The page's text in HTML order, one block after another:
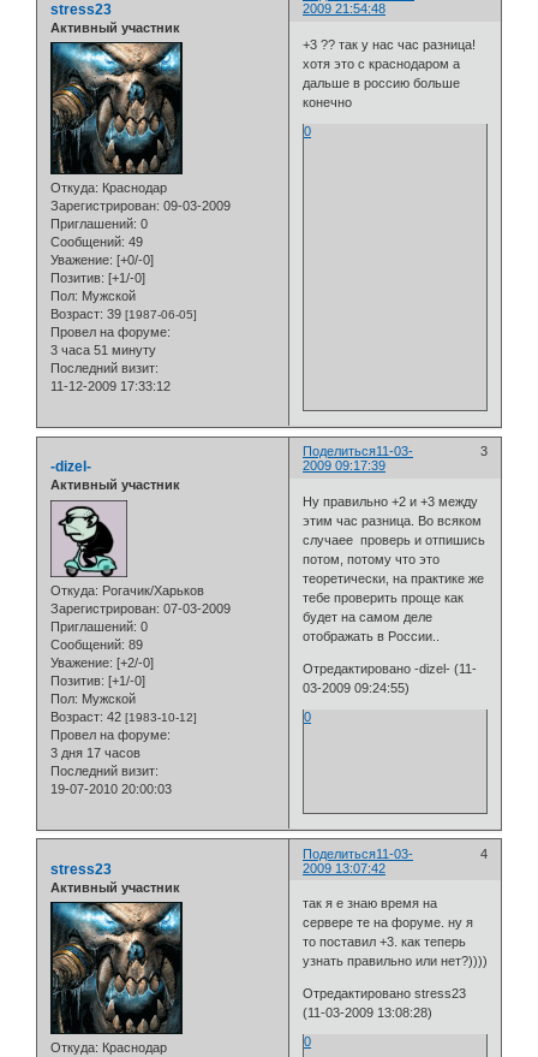
2009 21:54:48
stress23
Активный участник
Откуда: Краснодар
Зарегистрирован: 09-03-2009
Приглашений: 0
Сообщений: 49
Уважение: [+0/-0]
Позитив: [+1/-0]
Пол: Мужской
Возраст: 39 [1987-06-05]
Провел на форуме:
3 часа 51 минуту
Последний визит:
11-12-2009 17:33:12
+3 ?? так у нас час разница!
хотя это с краснодаром а
дальше в россию больше
конечно
0
Поделиться 3
11-03-
2009 09:17:39
-dizel-
Активный участник
Откуда: Рогачик/Харьков
Зарегистрирован: 07-03-2009
Приглашений: 0
Сообщений: 89
Уважение: [+2/-0]
Позитив: [+1/-0]
Пол: Мужской
Возраст: 42 [1983-10-12]
Провел на форуме:
3 дня 17 часов
Последний визит:
19-07-2010 20:00:03
Ну правильно +2 и +3 между
этим час разница. Во всяком
случаее проверь и отпишись
потом, потому что это
теоретически, на практике же
тебе проверить проще как
будет на самом деле
отображать в России..
Отредактировано -dizel- (11-
03-2009 09:24:55)
0
Поделиться 4
11-03-
2009 13:07:42
stress23
Активный участник
Откуда: Краснодар
так я е знаю время на
сервере те на форуме. ну я
то поставил +3. как теперь
узнать правильно или нет?))))
Отредактировано stress23
(11-03-2009 13:08:28)
0